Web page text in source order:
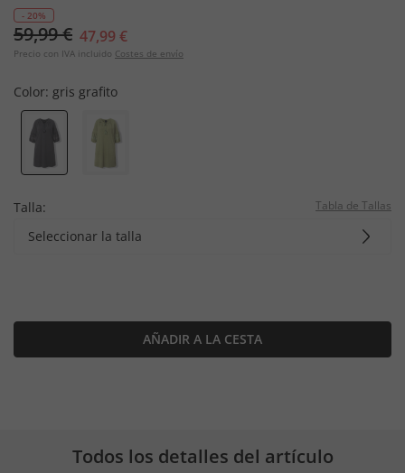
- 20%
59,99 € 47,99 €
Precio con IVA incluido Costes de envío
Color: gris grafito
Talla: Tabla de Tallas
Seleccionar la talla
AÑADIR A LA CESTA
Todos los detalles del artículo